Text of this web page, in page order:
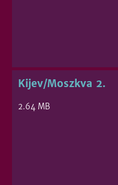
Kijev/Moszkva 2.
2.64 MB